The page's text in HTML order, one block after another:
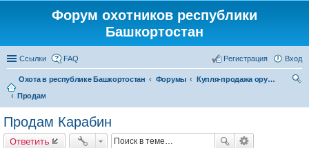
Форум охотников республики
Башкортостан
Ссылки FAQ Вход
Регистрация
Охота в республике Башкортостан Форумы
Купля-продажа оружия, товаров для снаряжение патронов, охотничьих собак
Продам
Продам Карабин
Ответить